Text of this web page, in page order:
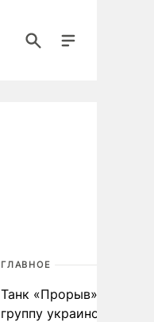
ГЛАВНОЕ
Танк «Прорыв»
группу украинских